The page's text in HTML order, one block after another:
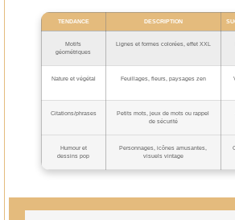
TENDANCE DESCRIPTION
Motifs
géométriques
Lignes et formes colorées, effet XXL
Nature et végétal Feuillages, fleurs, paysages zen
Citations/phrases
Petits mots, jeux de mots ou rappel
de sécurité
Humour et
dessins pop
Personnages, icônes amusantes,
visuels vintage